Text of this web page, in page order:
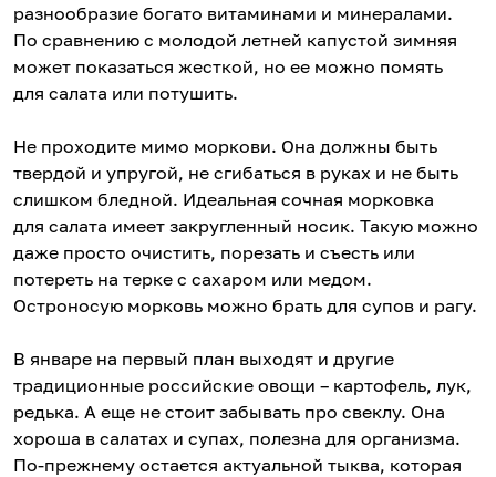
разнообразие богато витаминами и минералами.
По сравнению с молодой летней капустой зимняя
может показаться жесткой, но ее можно помять
для салата или потушить.
Не проходите мимо моркови. Она должны быть
твердой и упругой, не сгибаться в руках и не быть
слишком бледной. Идеальная сочная морковка
для салата имеет закругленный носик. Такую можно
даже просто очистить, порезать и съесть или
потереть на терке с сахаром или медом.
Остроносую морковь можно брать для супов и рагу.
В январе на первый план выходят и другие
традиционные российские овощи – картофель, лук,
редька. А еще не стоит забывать про свеклу. Она
хороша в салатах и супах, полезна для организма.
По-прежнему остается актуальной тыква, которая